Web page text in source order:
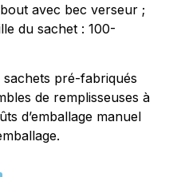
avec bec verseur ;
du sachet : 100-
pré-fabriqués
de remplisseuses à
d’emballage manuel